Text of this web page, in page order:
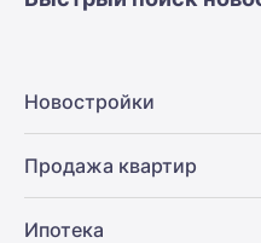
Новостройки
Продажа квартир
Ипотека